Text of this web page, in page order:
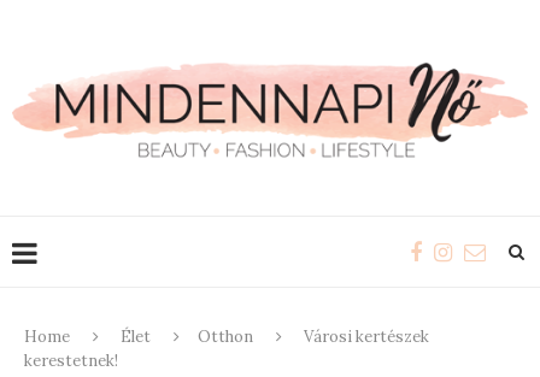
Home Élet Otthon
Városi kertészek
kerestetnek!